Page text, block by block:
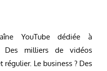
YouTube dédiée à
Des milliers de vidéos
Le business ? Des